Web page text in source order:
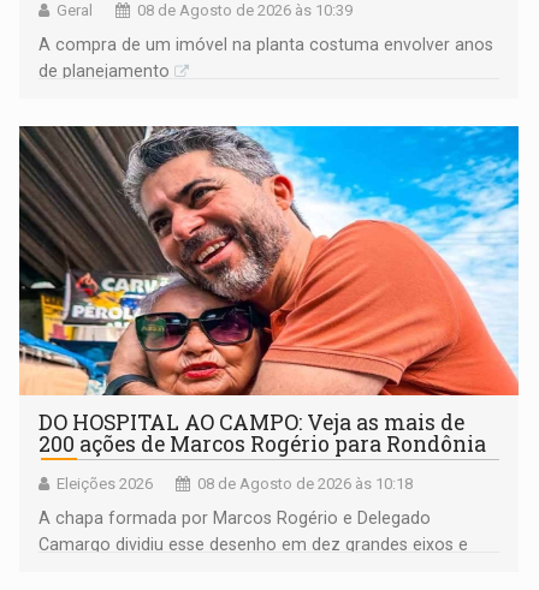
Geral 08 de Agosto de 2026 às 10:39
A compra de um imóvel na planta costuma envolver anos
de planejamento
DO HOSPITAL AO CAMPO: Veja as mais de
200 ações de Marcos Rogério para Rondônia
Eleições 2026 08 de Agosto de 2026 às 10:18
A chapa formada por Marcos Rogério e Delegado
Camargo dividiu esse desenho em dez grandes eixos e